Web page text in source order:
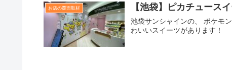
お店の覆面取材 【池袋】ピカチュース
池袋サンシャインの、 ポケモ
わいいスイーツがあります！